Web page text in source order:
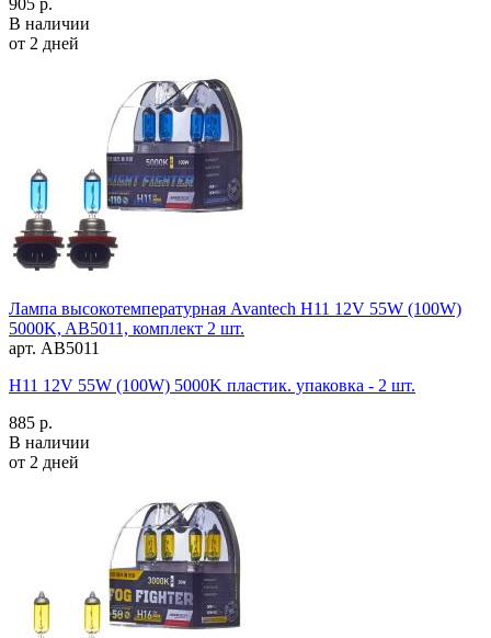
В наличии
от 2 дней
Лампа высокотемпературная Avantech H11 12V 55W (100W)
5000K, AB5011, комплект 2 шт.
арт. AB5011
H11 12V 55W (100W) 5000K пластик. упаковка - 2 шт.
885 р.
В наличии
от 2 дней